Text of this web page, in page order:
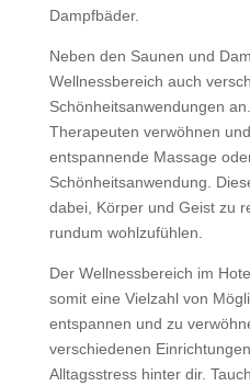
Dampfbäder.
Neben den Saunen und
Wellnessbereich auch
Schönheitsanwendungen
Therapeuten verwöhnen
entspannende Massage
Schönheitsanwendung.
dabei, Körper und Geist zu
rundum wohlzufühlen.
Der Wellnessbereich im
somit eine Vielzahl von
entspannen und zu
verschiedenen
Alltagsstress hinter dir.